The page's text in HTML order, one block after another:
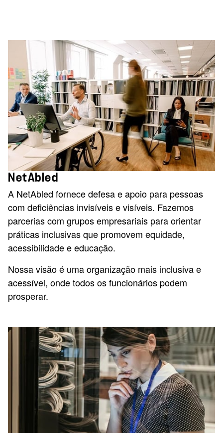
NetAbled
A NetAbled fornece defesa e apoio para pessoas
com deficiências invisíveis e visíveis. Fazemos
parcerias com grupos empresariais para orientar
práticas inclusivas que promovem equidade,
acessibilidade e educação.
Nossa visão é uma organização mais inclusiva e
acessível, onde todos os funcionários podem
prosperar.